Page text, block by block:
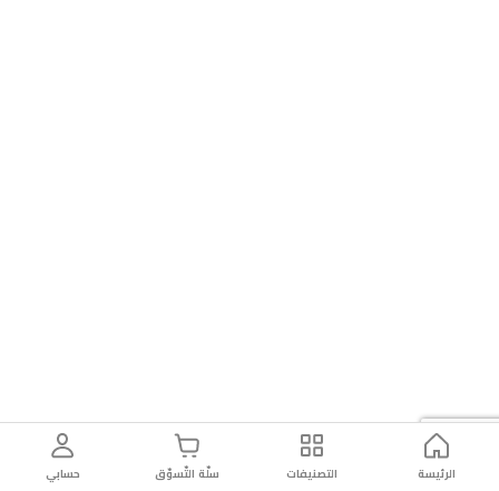
الرئيسة التصنيفات سلّة التّسوّق حسابي